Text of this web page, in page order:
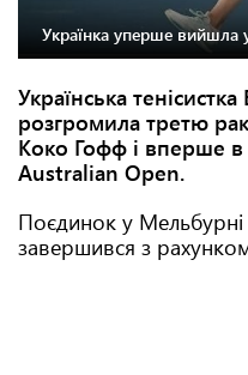
Українка уперше вийшла
Українська тенісистка
розгромила третю
Коко Гофф і вперше в
Australian Open.
Поєдинок у Мельбурні
завершився з